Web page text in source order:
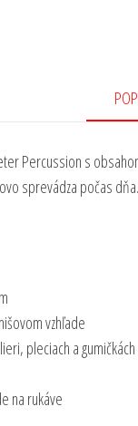
Percussion s
sprevádza počas dňa.
vzhľade
pleciach a gumičkách
na rukáve